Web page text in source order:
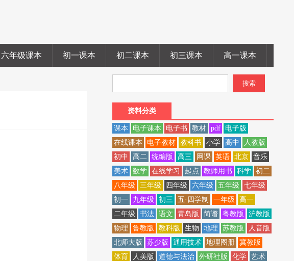
六年级课本 初一课本 初二课本 初三课本 高一课本
资料分类
课本 电子课本 电子书 教材 pdf
电子版
在线课本
电子教材 教科书 小学 高中
人教版
初中
高二 统编版 高三 网课 英语 北京
音乐
美术
数学 在线学习 起点 教师用书 科学
初二
八年级
三年级 四年级 六年级 五年级
七年级
初一
九年级 初三 五·四学制 一年级
高一
二年级
书法 语文 青岛版 简谱 粤教版
沪教版
物理
鲁教版 教科版 生物 地理 苏教版
人音版
北师大版
苏少版 通用技术 地理图册
冀教版
体育
人美版 道德与法治 外研社版 化学
艺术